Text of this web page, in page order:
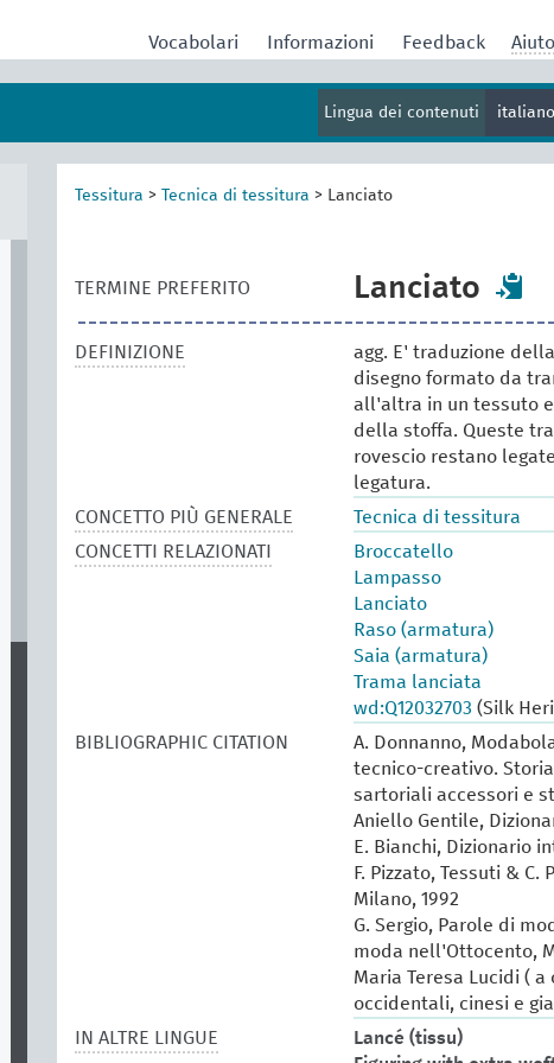
Vocabolari Informazioni Feedback Aiuto
Lingua dei contenuti italiano
Tessitura > Tecnica di tessitura > Lanciato
TERMINE PREFERITO Lanciato
DEFINIZIONE
agg. E' traduzione
disegno formato da
all'altra in un tessuto
della stoffa. Queste
rovescio restano
legatura.
CONCETTO PIÙ GENERALE
Tecnica di tessitura
CONCETTI RELAZIONATI
Broccatello
Lampasso
Lanciato
Raso (armatura)
Saia (armatura)
Trama lanciata
wd:Q12032703 (Silk
BIBLIOGRAPHIC CITATION
A. Donnanno,
tecnico-creativo.
sartoriali accessori e
Aniello Gentile,
E. Bianchi, Dizionario
F. Pizzato, Tessuti &
Milano, 1992
G. Sergio, Parole di
moda nell'Ottocento,
Maria Teresa Lucidi (
occidentali, cinesi e
IN ALTRE LINGUE
Lancé (tissu)